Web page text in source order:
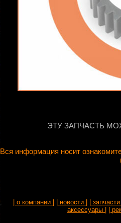
ЭТУ ЗАПЧАСТЬ
Вся информация носит
| о компании | | новости |
|
аксессуары |
|